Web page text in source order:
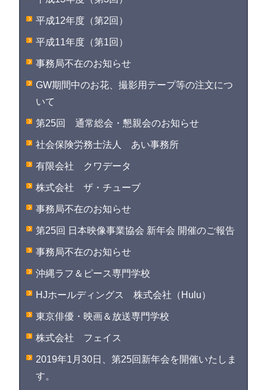
平成12年度（第2回）
平成11年度（第1回）
事務局不在のお知らせ
GW期間中のお花、撮影用テープ等の注文につ
いて
第25回 通常総会・懇親会のお知らせ
社会保険労務士法人 あい事務所
有限会社 クワデータ
株式会社 ザ・チューブ
事務局不在のお知らせ
第25回 日本映像事業協会 新年会 開催のご報告
事務局不在のお知らせ
沖縄ラフ＆ピース専門学校
HJホールディングス 株式会社（Hulu）
東京俳優・映画＆放送専門学校
株式会社 フェイス
2019年1月30日、第25回新年会を開催いたしま
す。